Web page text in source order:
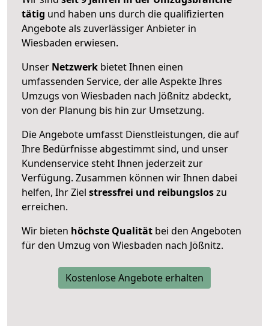
tätig und haben uns durch die qualifizierten
Angebote als zuverlässiger Anbieter in
Wiesbaden erwiesen.
Unser Netzwerk bietet Ihnen einen
umfassenden Service, der alle Aspekte Ihres
Umzugs von Wiesbaden nach Jößnitz abdeckt,
von der Planung bis hin zur Umsetzung.
Die Angebote umfasst Dienstleistungen, die auf
Ihre Bedürfnisse abgestimmt sind, und unser
Kundenservice steht Ihnen jederzeit zur
Verfügung. Zusammen können wir Ihnen dabei
helfen, Ihr Ziel stressfrei und reibungsloszu
erreichen.
Wir bieten höchste Qualität bei den Angeboten
für den Umzug von Wiesbaden nach Jößnitz.
Kostenlose Angebote erhalten